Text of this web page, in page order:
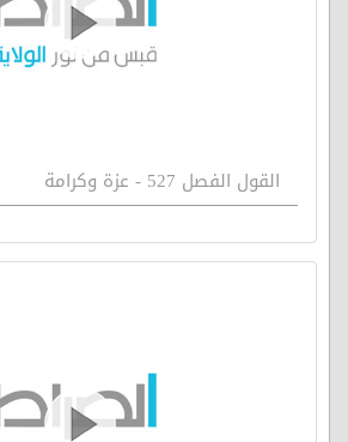
القول الفصل 527 - عزة وكرامة